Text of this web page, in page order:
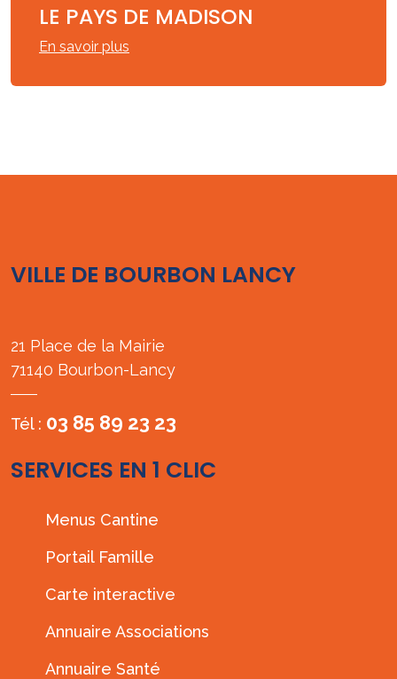
LE PAYS DE MADISON
En savoir plus
VILLE DE BOURBON LANCY
21 Place de la Mairie
71140 Bourbon-Lancy
Tél : 03 85 89 23 23
SERVICES EN 1 CLIC
Menus Cantine
Portail Famille
Carte interactive
Annuaire Associations
Annuaire Santé